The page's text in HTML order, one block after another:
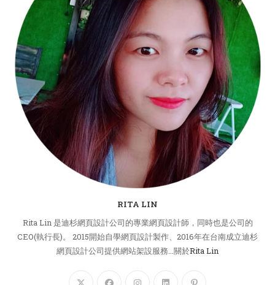
RITA LIN
Rita Lin 是迪杉網頁設計公司的專業網頁設計師，同時也是公司的
CEO(執行長)。 2015開始自學網頁設計製作、2016年在台南成立迪杉
網頁設計公司提供網站架設服務...關於Rita Lin